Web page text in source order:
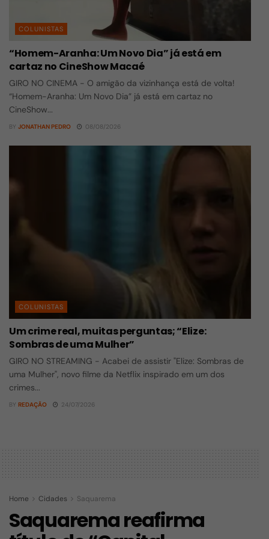
COLUNISTAS
“Homem-Aranha: Um Novo Dia” já está em
cartaz no CineShow Macaé
GIRO NO CINEMA - O amigão da vizinhança está de volta!
“Homem-Aranha: Um Novo Dia” já está em cartaz no
CineShow...
BY JONATHAN PEDRO 08/08/2026
COLUNISTAS
Um crime real, muitas perguntas; “Elize:
Sombras de uma Mulher”
GIRO NO STREAMING - Acabei de assistir "Elize: Sombras de
uma Mulher", novo filme da Netflix inspirado em um dos
crimes...
BY REDAÇÃO 24/07/2026
Home Cidades Saquarema
Saquarema reafirma